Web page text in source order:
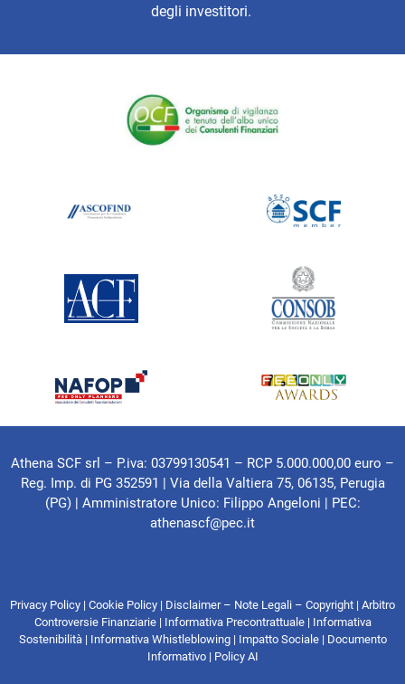
degli investitori.
Athena SCF srl – P.iva: 03799130541 – RCP 5.000.000,00 euro –
Reg. Imp. di PG 352591 | Via della Valtiera 75, 06135, Perugia
(PG) | Amministratore Unico: Filippo Angeloni | PEC:
athenascf@pec.it
Privacy Policy | Cookie Policy | Disclaimer – Note Legali – Copyright | Arbitro
Controversie Finanziarie| Informativa Precontrattuale| Informativa
Sostenibilità| Informativa Whistleblowing| Impatto Sociale | Documento
Informativo| Policy AI